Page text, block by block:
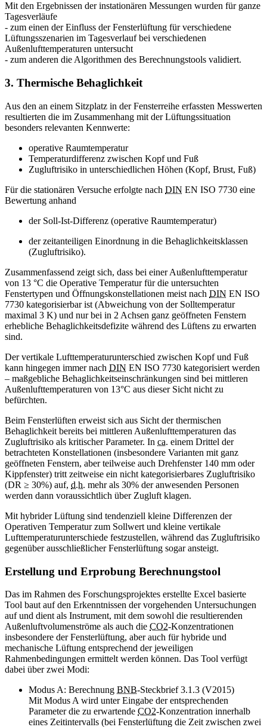
Mit den Ergebnissen der instationären Messungen wurden für ganze
Tagesverläufe
- zum einen der Einfluss der Fensterlüftung für verschiedene
Lüftungsszenarien im Tagesverlauf bei verschiedenen
Außenlufttemperaturen untersucht
- zum anderen die Algorithmen des Berechnungstools validiert.
3. Thermische Behaglichkeit
Aus den an einem Sitzplatz in der Fensterreihe erfassten Messwerten
resultierten die im Zusammenhang mit der Lüftungssituation
besonders relevanten Kennwerte:
operative Raumtemperatur
Temperaturdifferenz zwischen Kopf und Fuß
Zugluftrisiko in unterschiedlichen Höhen (Kopf, Brust, Fuß)
Für die stationären Versuche erfolgte nach DIN EN ISO 7730 eine
Bewertung anhand
der Soll-Ist-Differenz (operative Raumtemperatur)
der zeitanteiligen Einordnung in die Behaglichkeitsklassen
(Zugluftrisiko).
Zusammenfassend zeigt sich, dass bei einer Außenlufttemperatur
von 13 °C die Operative Temperatur für die untersuchten
Fenstertypen und Öffnungskonstellationen meist nach DIN EN ISO
7730 kategorisierbar ist (Abweichung von der Solltemperatur
maximal 3 K) und nur bei in 2 Achsen ganz geöffneten Fenstern
erhebliche Behaglichkeitsdefizite während des Lüftens zu erwarten
sind.
Der vertikale Lufttemperaturunterschied zwischen Kopf und Fuß
kann hingegen immer nach DIN EN ISO 7730 kategorisiert werden
– maßgebliche Behaglichkeitseinschränkungen sind bei mittleren
Außenlufttemperaturen von 13°C aus dieser Sicht nicht zu
befürchten.
Beim Fensterlüften erweist sich aus Sicht der thermischen
Behaglichkeit bereits bei mittleren Außenlufttemperaturen das
Zugluftrisiko als kritischer Parameter. In ca. einem Drittel der
betrachteten Konstellationen (insbesondere Varianten mit ganz
geöffneten Fenstern, aber teilweise auch Drehfenster 140 mm oder
Kippfenster) tritt zeitweise ein nicht kategorisierbares Zugluftrisiko
(DR ≥ 30%) auf, d.h. mehr als 30% der anwesenden Personen
werden dann voraussichtlich über Zugluft klagen.
Mit hybrider Lüftung sind tendenziell kleine Differenzen der
Operativen Temperatur zum Sollwert und kleine vertikale
Lufttemperaturunterschiede festzustellen, während das Zugluftrisiko
gegenüber ausschließlicher Fensterlüftung sogar ansteigt.
Erstellung und Erprobung Berechnungstool
Das im Rahmen des Forschungsprojektes erstellte Excel basierte
Tool baut auf den Erkenntnissen der vorgehenden Untersuchungen
auf und dient als Instrument, mit dem sowohl die resultierenden
Außenluftvolumenströme als auch die CO2-Konzentrationen
insbesondere der Fensterlüftung, aber auch für hybride und
mechanische Lüftung entsprechend der jeweiligen
Rahmenbedingungen ermittelt werden können. Das Tool verfügt
dabei über zwei Modi:
Modus A: Berechnung BNB-Steckbrief 3.1.3 (V2015)
Mit Modus A wird unter Eingabe der entsprechenden
Parameter die zu erwartende CO2-Konzentration innerhalb
eines Zeitintervalls (bei Fensterlüftung die Zeit zwischen zwei